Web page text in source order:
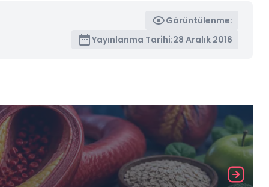
Görüntülenme:
Yayınlanma Tarihi:28 Aralık 2016